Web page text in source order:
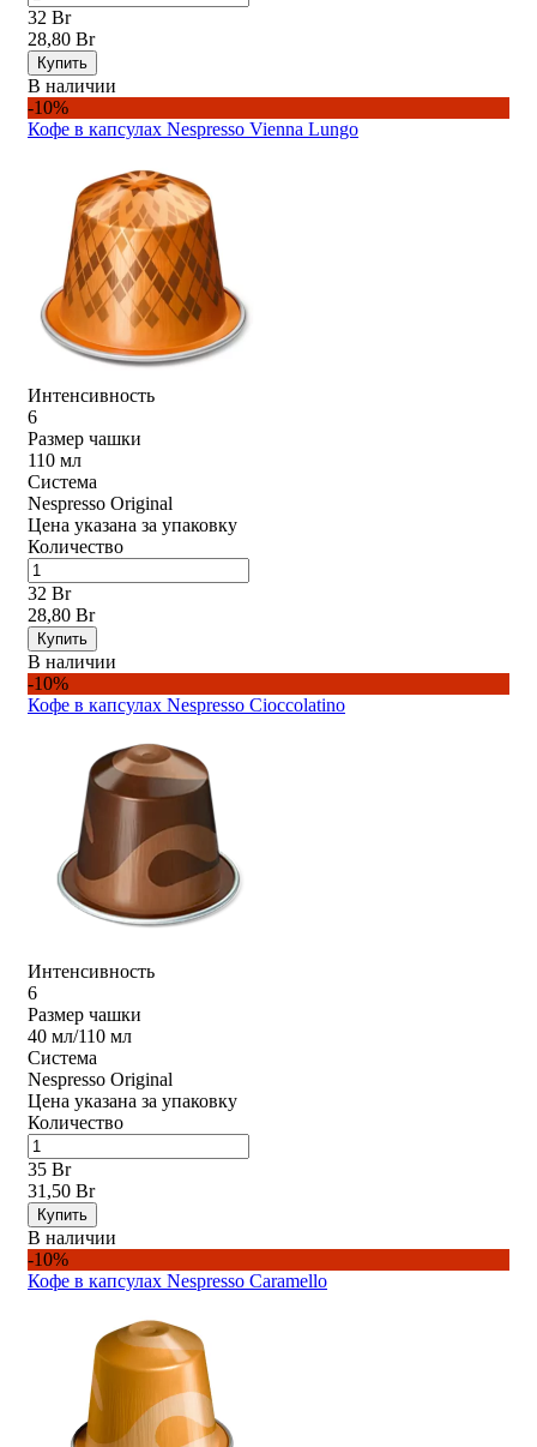
32 Br
28,80 Br
Купить
В наличии
-10%
Кофе в капсулах Nespresso Vienna Lungo
Интенсивность
6
Размер чашки
110 мл
Система
Nespresso Original
Цена указана за упаковку
Количество
32 Br
28,80 Br
Купить
В наличии
-10%
Кофе в капсулах Nespresso Ciocсolatino
Интенсивность
6
Размер чашки
40 мл/110 мл
Система
Nespresso Original
Цена указана за упаковку
Количество
35 Br
31,50 Br
Купить
В наличии
-10%
Кофе в капсулах Nespresso Caramello